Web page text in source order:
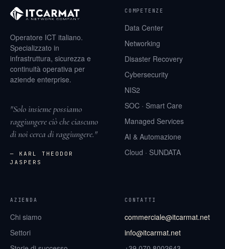
Operatore ICT italiano.
Specializzato in
infrastruttura, sicurezza e
continuità operativa per
aziende enterprise.
"Solo insieme possiamo
raggiungere ciò che ciascuno
di noi cerca di raggiungere."
— KARL THEODOR
JASPERS
COMPETENZE
Data Center
Networking
Disaster Recovery
Cybersecurity
NIS2
SOC · Smart Care
Managed Services
AI & Automazione
Cloud · SUNDATA
AZIENDA
Chi siamo
Settori
CONTATTI
commerciale@itcarmat.net
info@itcarmat.net